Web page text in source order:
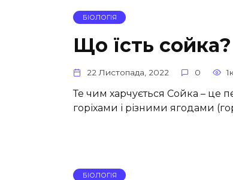
БІОЛОГІЯ
Що їсть сойка?
22 Листопада, 2022 0 1к.
Те чим харчується Сойка – це
горіхами і різними ягодами
БІОЛОГІЯ